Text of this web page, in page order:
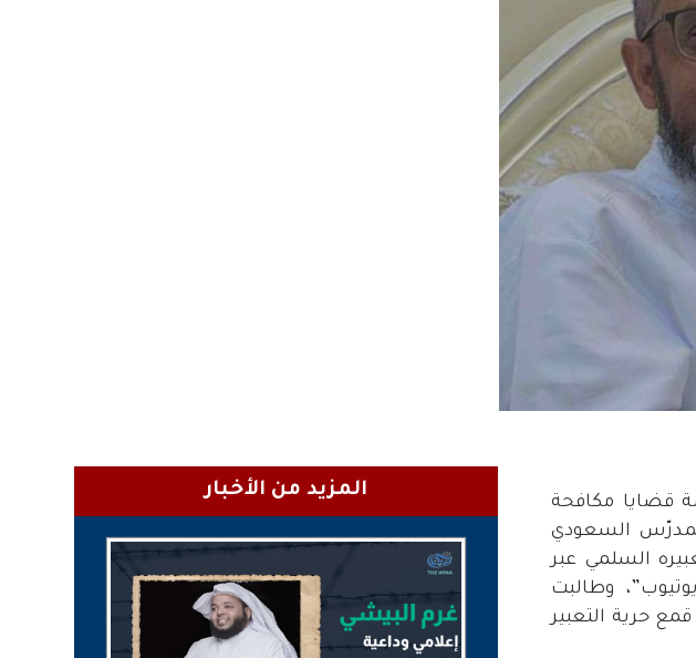
قضايا مكافحة
2023 حكم الإعدام بحق المدرّس السعودي
نتيجة لتعبيره السلمي عبر
وطالبت
حرية التعبير
المزيد من الأخبار